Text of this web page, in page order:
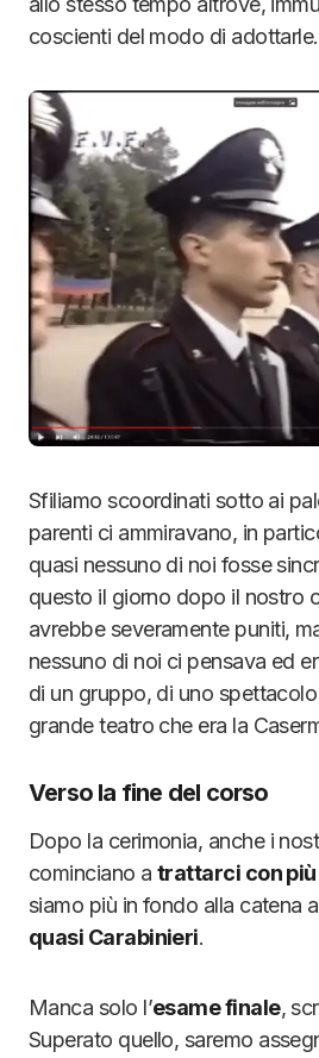
coscienti del modo di adottarle.
Sfiliamo scoordinati sotto ai
parenti ci ammiravano, in
quasi nessuno di noi fosse
questo il giorno dopo il nostro
avrebbe severamente puniti,
nessuno di noi ci pensava ed
di un gruppo, di uno
grande teatro che era la
Verso la fine del corso
Dopo la cerimonia, anche i
cominciano a trattarci con
siamo più in fondo alla catena
quasi Carabinieri.
Manca solo l’esame finale,
Superato quello, saremo